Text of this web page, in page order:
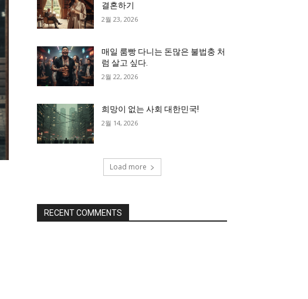
결혼하기
2월 23, 2026
매일 룸빵 다니는 돈많은 불법충 처
럼 살고 싶다.
2월 22, 2026
희망이 없는 사회 대한민국!
2월 14, 2026
Load more
RECENT COMMENTS